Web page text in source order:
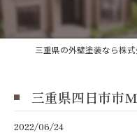
三重県四日市市
2022/06/24